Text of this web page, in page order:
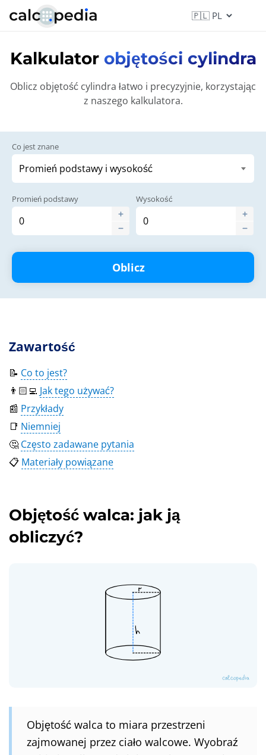
Kalkulator objętości cylindra
Oblicz objętość cylindra łatwo i precyzyjnie, korzystając
z naszego kalkulatora.
Co jest znane
Promień podstawy Wysokość
Oblicz
Zawartość
📝 Co to jest?
👨🏻‍💻 Jak tego używać?
📰 Przykłady
📑 Niemniej
🤔 Często zadawane pytania
📋 Materiały powiązane
Objętość walca: jak ją
obliczyć?
Objętość walca to miara przestrzeni
zajmowanej przez ciało walcowe. Wyobraź